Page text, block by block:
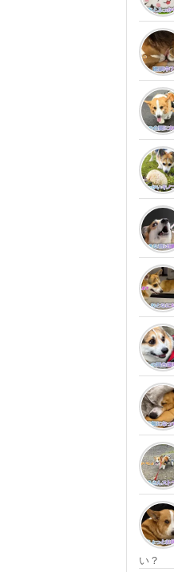
い？